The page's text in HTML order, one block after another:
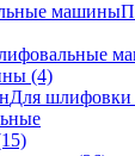
(4)
Для шлифовки